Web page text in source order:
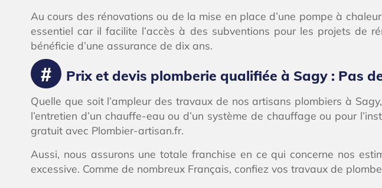
Au cours des rénovations ou de la mise en place d’une pompe à
essentiel car il facilite l’accès à des subventions pour les projets de
bénéficie d’une assurance de dix ans.
Prix et devis plomberie qualifiée à Sagy : Pas
Quelle que soit l’ampleur des travaux de nos artisans plombiers à
l’entretien d’un chauffe-eau ou d’un système de chauffage ou pour
gratuit avec Plombier-artisan.fr.
Aussi, nous assurons une totale franchise en ce qui concerne nos
excessive. Comme de nombreux Français, confiez vos travaux de